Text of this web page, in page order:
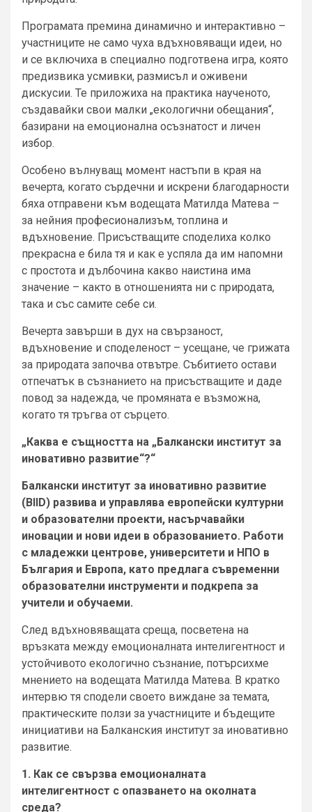
Програмата премина динамично и интерактивно –
участниците не само чуха вдъхновяващи идеи, но
и се включиха в специално подготвена игра, която
предизвика усмивки, размисъл и оживени
дискусии. Те приложиха на практика наученото,
създавайки свои малки „екологични обещания“,
базирани на емоционална осъзнатост и личен
избор.
Особено вълнуващ момент настъпи в края на
вечерта, когато сърдечни и искрени благодарности
бяха отправени към водещата Матилда Матева –
за нейния професионализъм, топлина и
вдъхновение. Присъстващите споделиха колко
прекрасна е била тя и как е успяла да им напомни
с простота и дълбочина какво наистина има
значение – както в отношенията ни с природата,
така и със самите себе си.
Вечерта завърши в дух на свързаност,
вдъхновение и споделеност – усещане, че грижата
за природата започва отвътре. Събитието остави
отпечатък в съзнанието на присъстващите и даде
повод за надежда, че промяната е възможна,
когато тя тръгва от сърцето.
„Каква е същността на „Балкански институт за
иновативно развитие“?“
Балкански институт за иновативно развитие
(BIID) развива и управлява европейски културни
и образователни проекти, насърчавайки
иновации и нови идеи в образованието. Работи
с младежки центрове, университети и НПО в
България и Европа, като предлага съвременни
образователни инструменти и подкрепа за
учители и обучаеми.
След вдъхновяващата среща, посветена на
връзката между емоционалната интелигентност и
устойчивото екологично съзнание, потърсихме
мнението на водещата Матилда Матева. В кратко
интервю тя сподели своето виждане за темата,
практическите ползи за участниците и бъдещите
инициативи на Балканския институт за иновативно
развитие.
1. Как се свързва емоционалната
интелигентност с опазването на околната
среда?